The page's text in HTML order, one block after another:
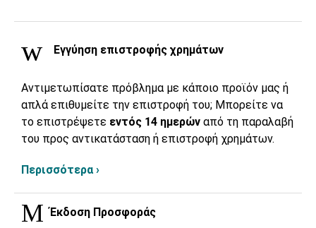
Εγγύηση επιστροφής χρημάτων
Αντιμετωπίσατε πρόβλημα με κάποιο προϊόν μας ή
απλά επιθυμείτε την επιστροφή του; Μπορείτε να
το επιστρέψετε εντός 14 ημερών από τη παραλαβή
του προς αντικατάσταση ή επιστροφή χρημάτων.
Περισσότερα ›
Έκδοση Προσφοράς